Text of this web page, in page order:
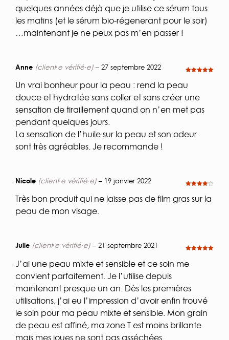
quelques années déjà que je utilise ce sérum tous
les matins (et le sérum bio-régenerant pour le soir)
…maintenant je ne peux pas m’en passer !
Anne (client·e vérifié·e) – 27 septembre 2022
Un vrai bonheur pour la peau : rend la peau
douce et hydratée sans coller et sans créer une
sensation de tiraillement quand on n’en met pas
pendant quelques jours.
La sensation de l’huile sur la peau et son odeur
sont très agréables. Je recommande !
sur 5
Nicole (client·e vérifié·e) – 19 janvier 2022
Très bon produit qui ne laisse pas de film gras sur la
peau de mon visage.
Julie (client·e vérifié·e) – 21 septembre 2021
J’ai une peau mixte et sensible et ce soin me
convient parfaitement. Je l’utilise depuis
maintenant presque un an. Dès les premières
utilisations, j’ai eu l’impression d’avoir enfin trouvé
le soin pour ma peau mixte et sensible. Mon grain
de peau est affiné, ma zone T est moins brillante
mais mes joues ne sont pas asséchées.